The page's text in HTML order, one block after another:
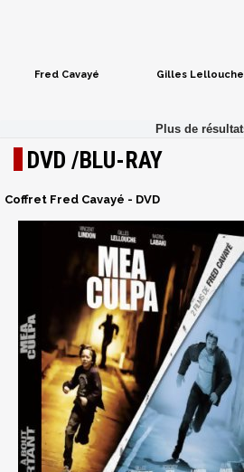
Fred Cavayé Gilles Lellouche
DVD /BLU-RAY
Coffret Fred Cavayé - DVD